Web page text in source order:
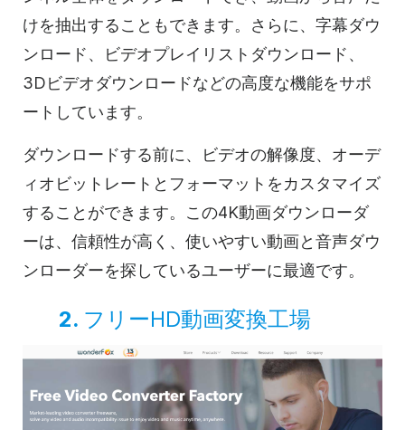
けを抽出することもできます。さらに、字幕ダウ
ンロード、ビデオプレイリストダウンロード、
3Dビデオダウンロードなどの高度な機能をサポ
ートしています。
ダウンロードする前に、ビデオの解像度、オーデ
ィオビットレートとフォーマットをカスタマイズ
することができます。この4K動画ダウンローダ
ーは、信頼性が高く、使いやすい動画と音声ダウ
ンローダーを探しているユーザーに最適です。
2. フリーHD動画変換工場